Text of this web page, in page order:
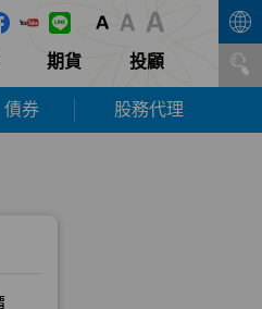
期貨 投顧
債券 股務代理